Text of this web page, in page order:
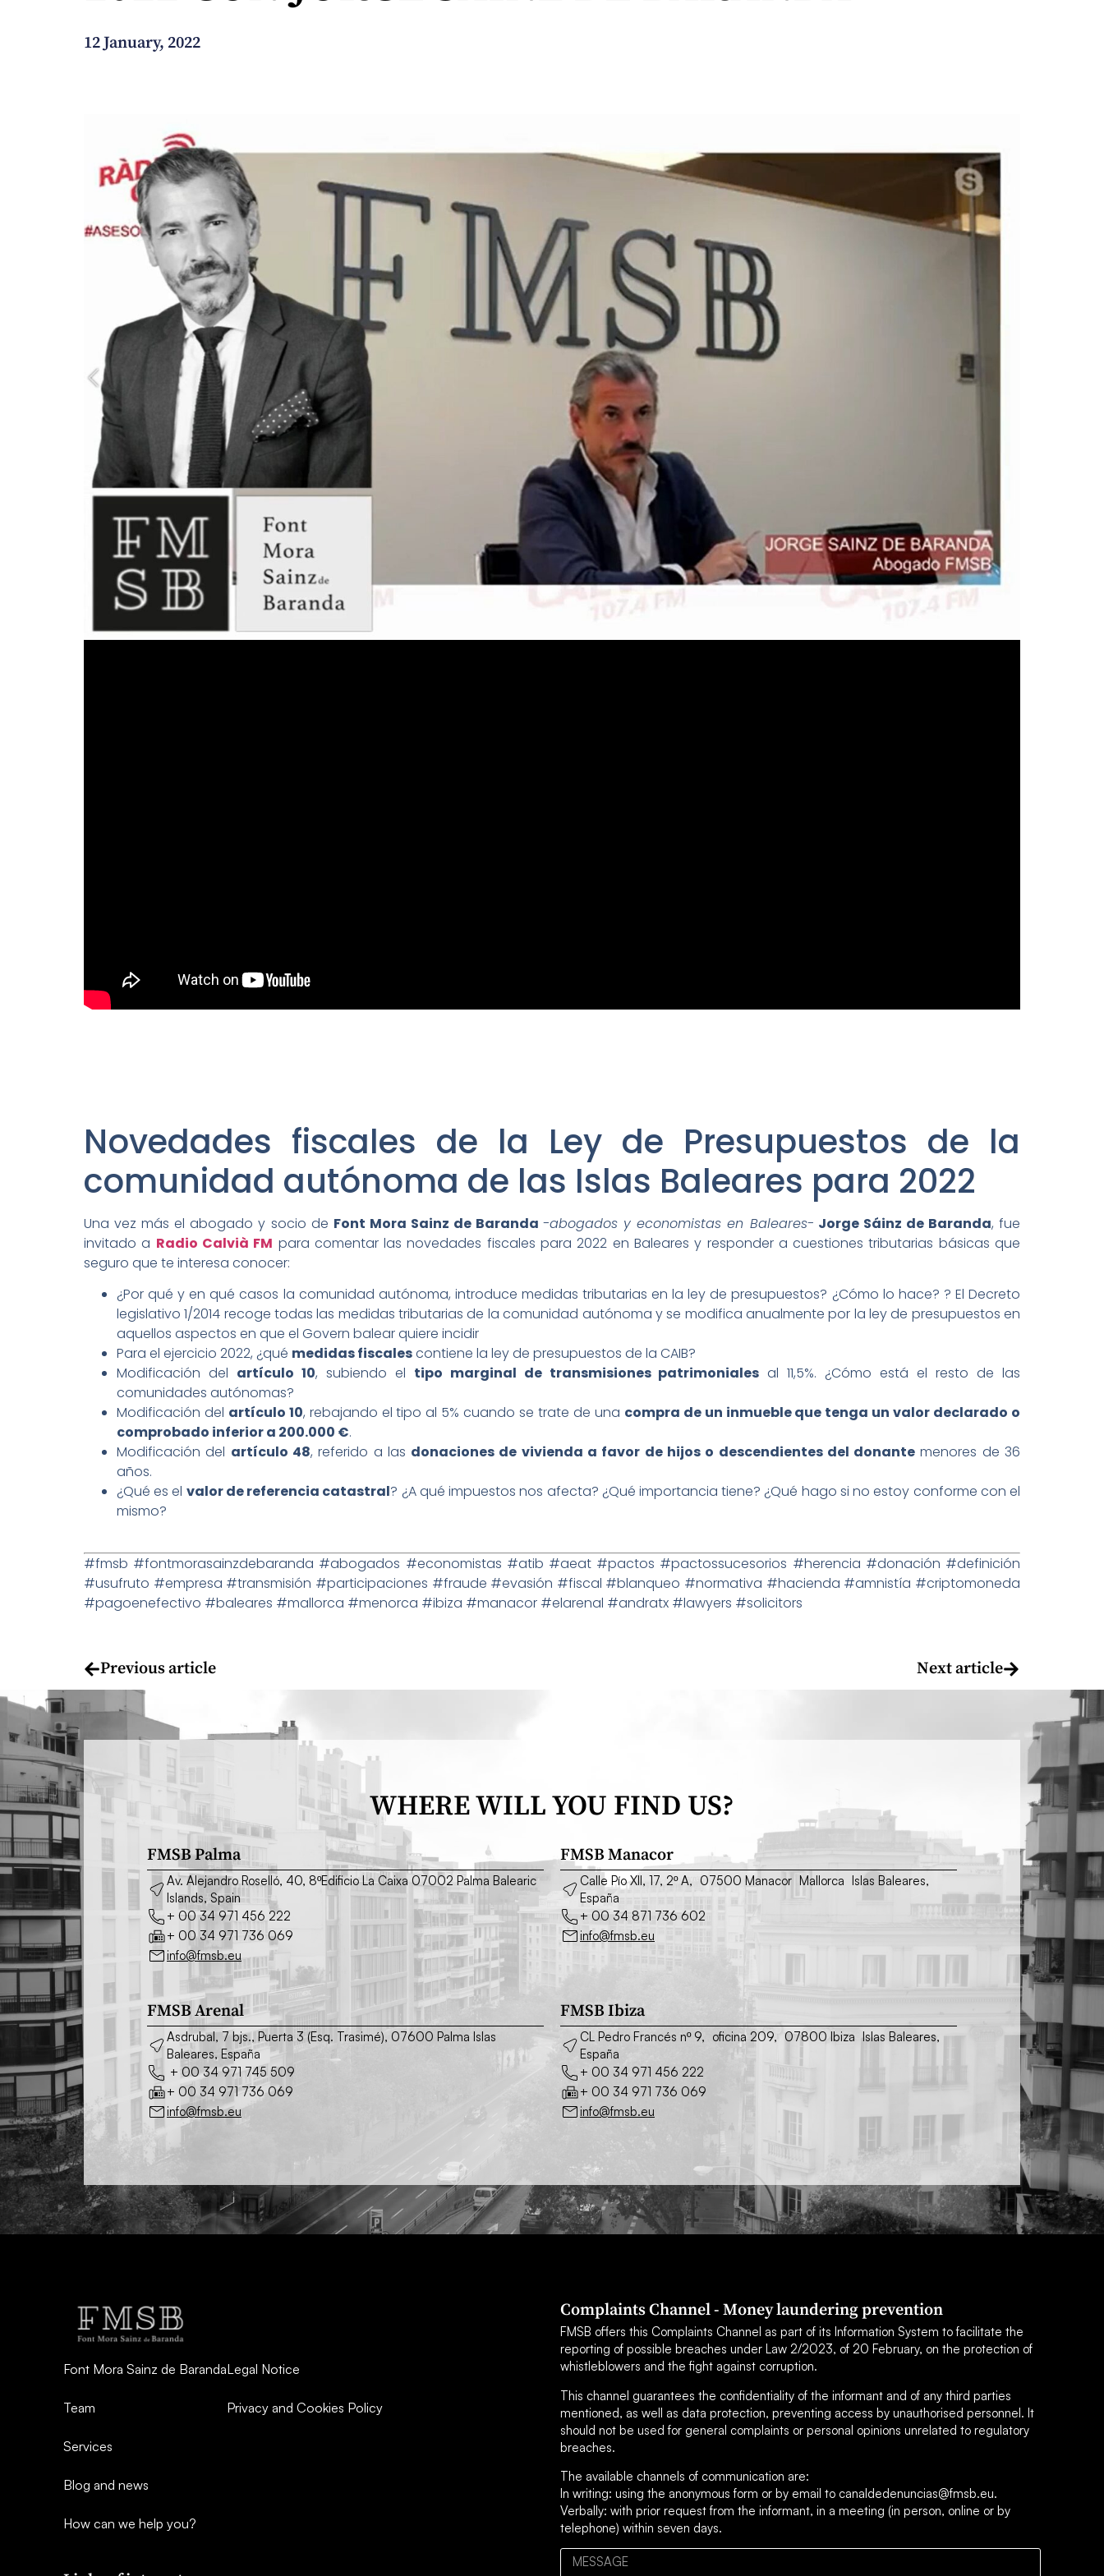
How can we help you?
12 January, 2022
Novedades fiscales de la Ley de Presupuestos de la
comunidad autónoma de las Islas Baleares para 2022
Una vez más el abogado y socio de Font Mora Sainz de Baranda-abogados y economistas en Baleares- Jorge Sáinz de Baranda, fue
invitado a Radio Calvià FM para comentar las novedades fiscales para 2022 en Baleares y responder a cuestiones tributarias básicas que
seguro que te interesa conocer:
¿Por qué y en qué casos la comunidad autónoma, introduce medidas tributarias en la ley de presupuestos? ¿Cómo lo hace? ? El Decreto
legislativo 1/2014 recoge todas las medidas tributarias de la comunidad autónoma y se modifica anualmente por la ley de presupuestos en
aquellos aspectos en que el Govern balear quiere incidir
Para el ejercicio 2022, ¿qué medidas fiscalescontiene la ley de presupuestos de la CAIB?
Modificación del artículo 10, subiendo el tipo marginal de transmisiones patrimoniales al 11,5%. ¿Cómo está el resto de las
comunidades autónomas?
Modificación del artículo 10, rebajando el tipo al 5% cuando se trate de una compra de un inmueble que tenga un valor declarado o
comprobado inferior a 200.000 €.
Modificación del artículo 48, referido a las donaciones de vivienda a favor de hijos o descendientes del donante menores de 36
años.
¿Qué es el valor de referencia catastral? ¿A qué impuestos nos afecta? ¿Qué importancia tiene? ¿Qué hago si no estoy conforme con el
mismo?
#fmsb #fontmorasainzdebaranda #abogados #economistas #atib #aeat #pactos #pactossucesorios #herencia #donación #definición
#usufruto #empresa #transmisión #participaciones #fraude #evasión #fiscal #blanqueo #normativa #hacienda #amnistía #criptomoneda
#pagoenefectivo #baleares #mallorca #menorca #ibiza #manacor #elarenal #andratx #lawyers #solicitors
Previous article Next article
WHERE WILL YOU FIND US?
FMSB Palma
Av. Alejandro Roselló, 40, 8ºEdificio La Caixa 07002 Palma Balearic
Islands, Spain
+ 00 34 971 456 222
+ 00 34 971 736 069
info@fmsb.eu
FMSB Manacor
Calle Pío XII, 17, 2º A, 07500 Manacor Mallorca Islas Baleares,
España
+ 00 34 871 736 602
info@fmsb.eu
FMSB Arenal
Asdrubal, 7 bjs., Puerta 3 (Esq. Trasimé), 07600 Palma Islas
Baleares, España
+ 00 34 971 745 509
+ 00 34 971 736 069
info@fmsb.eu
FMSB Ibiza
CL Pedro Francés nº 9, oficina 209, 07800 Ibiza Islas Baleares,
España
+ 00 34 971 456 222
+ 00 34 971 736 069
info@fmsb.eu
Font Mora Sainz de Baranda
Team
Services
Blog and news
How can we help you?
Legal Notice
Privacy and Cookies Policy
Complaints Channel - Money laundering prevention
FMSB offers this Complaints Channel as part of its Information System to facilitate the
reporting of possible breaches under Law 2/2023, of 20 February, on the protection of
whistleblowers and the fight against corruption.
This channel guarantees the confidentiality of the informant and of any third parties
mentioned, as well as data protection, preventing access by unauthorised personnel. It
should not be used for general complaints or personal opinions unrelated to regulatory
breaches.
The available channels of communication are:
In writing: using the anonymous form or by email to canaldedenuncias@fmsb.eu.
Verbally: with prior request from the informant, in a meeting (in person, online or by
telephone) within seven days.